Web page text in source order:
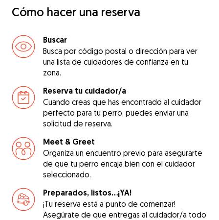
Cómo hacer una reserva
Buscar
Busca por código postal o dirección para ver
una lista de cuidadores de confianza en tu
zona.
Reserva tu cuidador/a
Cuando creas que has encontrado al cuidador
perfecto para tu perro, puedes enviar una
solicitud de reserva.
Meet & Greet
Organiza un encuentro previo para asegurarte
de que tu perro encaja bien con el cuidador
seleccionado.
Preparados, listos...¡YA!
¡Tu reserva está a punto de comenzar!
Asegúrate de que entregas al cuidador/a todo